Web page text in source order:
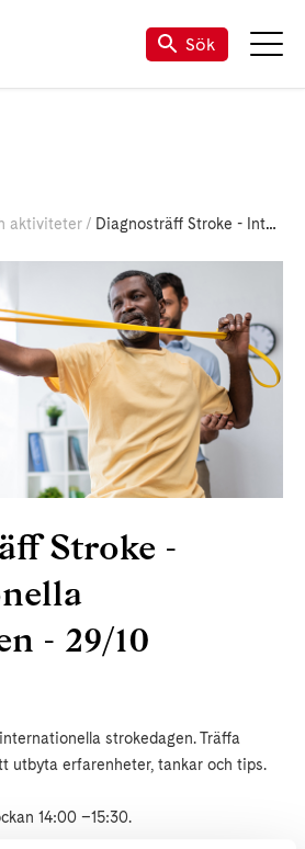
Sök
aktiviteter Diagnosträff Stroke - Internationella strokedagen - 29/10
Stroke -
- 29/10
strokedagen. Träffa
utbyta erfarenheter, tankar och tips.
14:00 –15:30.